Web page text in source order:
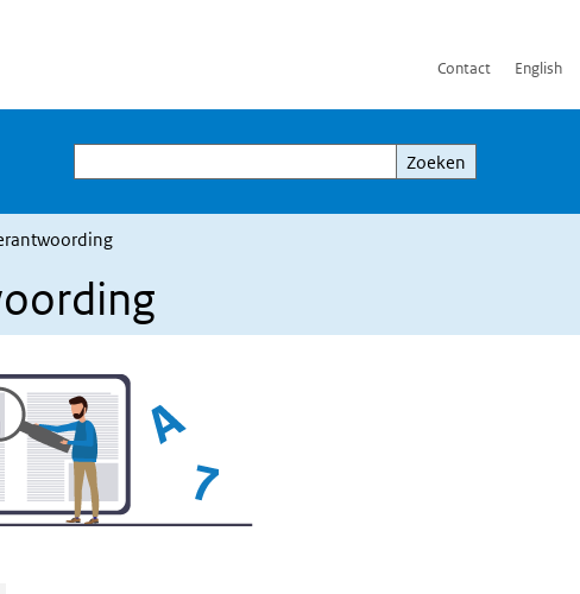
Contact English
Zoeken
Zoeken